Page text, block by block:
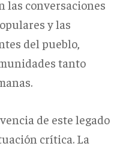
las conversaciones
y las
del pueblo,
tanto
de este legado
crítica. La